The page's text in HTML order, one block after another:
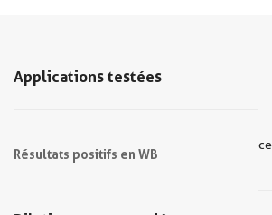
Applications testées
Résultats positifs en WB